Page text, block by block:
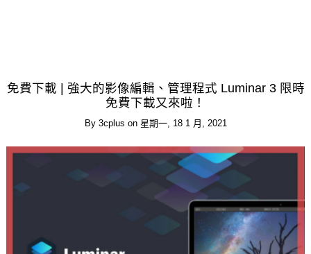
免費下載 | 強大的影像編輯、管理程式 Luminar 3 限時
免費下載又來啦！
By 3cplus on 星期一, 18 1 月, 2021